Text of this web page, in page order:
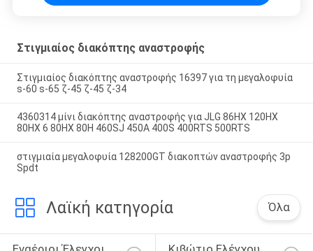
Στιγμιαίος διακόπτης αναστροφής
Στιγμιαίος διακόπτης αναστροφής 16397 για τη μεγαλοφυία
s-60 s-65 ζ-45 ζ-45 ζ-34
4360314 μίνι διακόπτης αναστροφής για JLG 86HX 120HX
80HX 6 80HX 80H 460SJ 450A 400S 400RTS 500RTS
στιγμιαία μεγαλοφυία 128200GT διακοπτών αναστροφής 3p
Spdt
Λαϊκή κατηγορία Όλα